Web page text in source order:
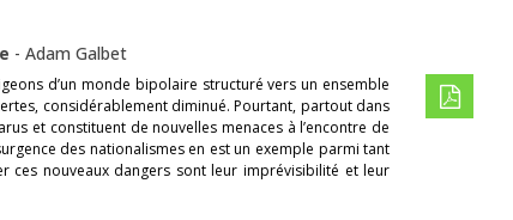
- Adam Galbet
d’un monde bipolaire structuré vers un ensemble
considérablement diminué. Pourtant, partout dans
et constituent de nouvelles menaces à l’encontre de
des nationalismes en est un exemple parmi tant
ces nouveaux dangers sont leur imprévisibilité et leur